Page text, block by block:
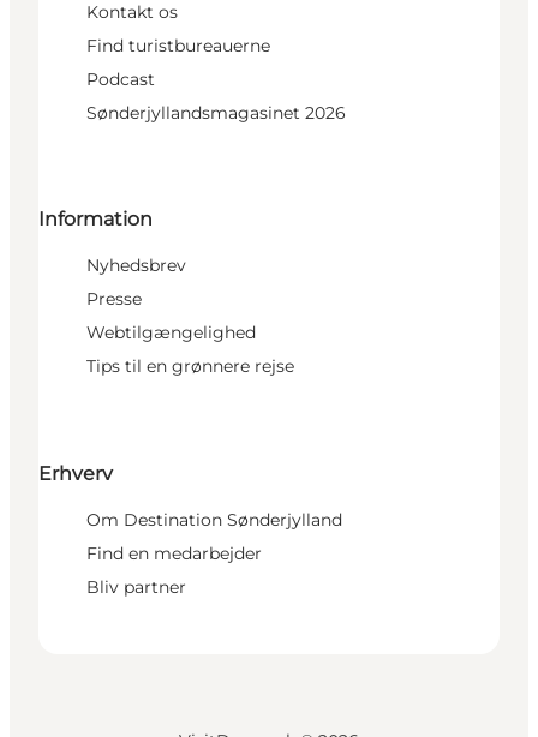
Kontakt os
Find turistbureauerne
Podcast
Sønderjyllandsmagasinet 2026
Information
Nyhedsbrev
Presse
Webtilgængelighed
Tips til en grønnere rejse
Erhverv
Om Destination Sønderjylland
Find en medarbejder
Bliv partner